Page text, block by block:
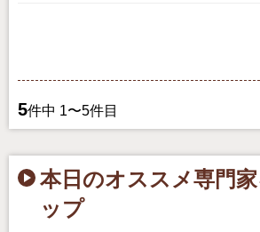
5件中 1〜5件目
本日のオススメ専門
ップ